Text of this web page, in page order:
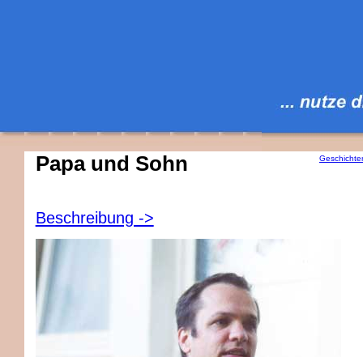
Papa und Sohn
Beschreibung ->